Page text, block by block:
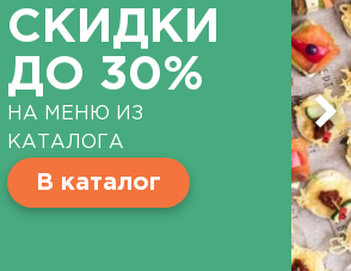
СКИДКИ
ДО 30%
НА МЕНЮ ИЗ
КАТАЛОГА
В каталог